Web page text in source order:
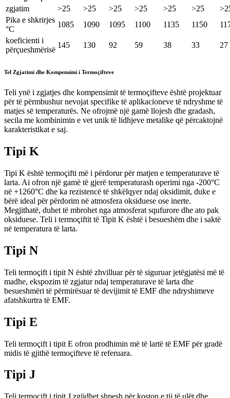
zgjatim
>25 >25 >25 >25 >25 >25
Pika e shkrirjes
°C
1085 1090 1095 1100 1135 1150
koeficienti i
përçueshmërisë
145 130 92 59 38 33 27
Tel Zgjatimi dhe Kompensimi i Termoçifteve
Teli ynë i zgjatjes dhe kompensimit të termoçifteve është projektuar
për të përmbushur nevojat specifike të aplikacioneve të ndryshme të
matjes së temperaturës. Ne ofrojmë një gamë llojesh dhe gradash,
secila me kombinimin e vet unik të lidhjeve metalike që përcaktojnë
karakteristikat e saj.
Tipi K
Tipi K është termoçifti më i përdorur për matjen e temperaturave të
larta. Ai ofron një gamë të gjerë temperaturash operimi nga -200°C
në +1260°C dhe ka rezistencë të shkëlqyer ndaj oksidimit, duke e
bërë ideal për përdorim në atmosfera oksiduese ose inerte.
Megjithatë, duhet të mbrohet nga atmosferat squfurore dhe ato pak
oksiduese. Teli i termoçiftit të Tipit K është i besueshëm dhe i saktë
në temperatura të larta.
Tipi N
Teli termoçift i tipit N është zhvilluar për të siguruar jetëgjatësi më të
madhe, ekspozim të zgjatur ndaj temperaturave të larta dhe
besueshmëri të përmirësuar të devijimit të EMF dhe ndryshimeve
afatshkurtra të EMF.
Tipi E
Teli termoçift i tipit E ofron prodhimin më të lartë të EMF për gradë
midis të gjithë termoçifteve të referuara.
Tipi J